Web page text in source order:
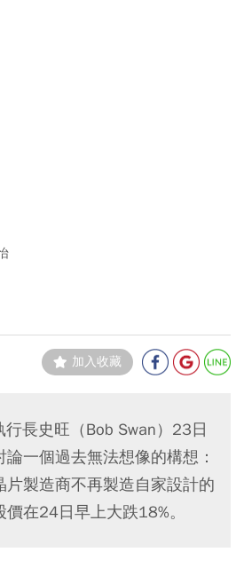
加入收藏
長史旺（Bob Swan）23日
一個過去無法想像的構想：
片製造商不再製造自家設計的
在24日早上大跌18%。